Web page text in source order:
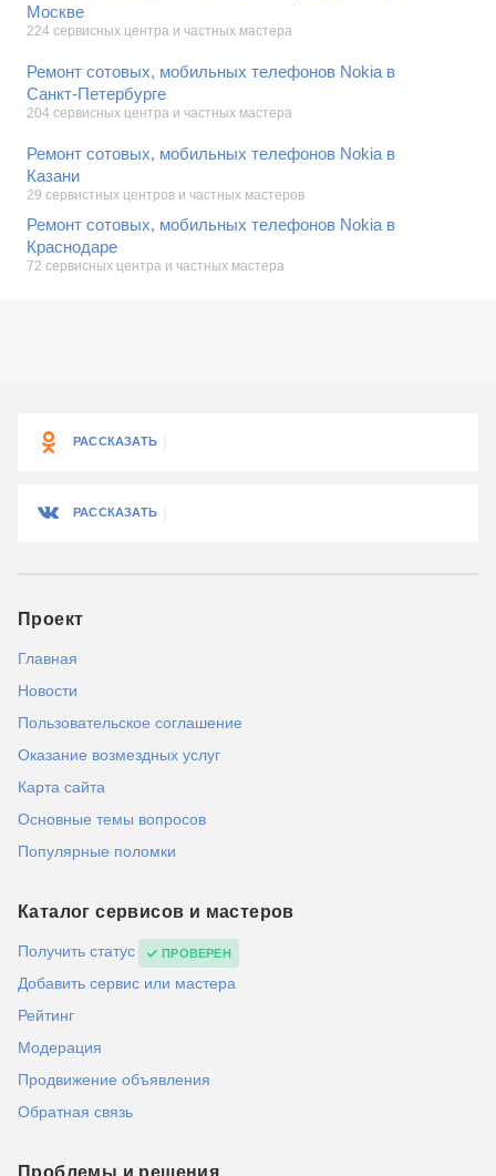
Москве
224 сервисных центра и частных мастера
Ремонт сотовых, мобильных телефонов Nokia в
Санкт-Петербурге
204 сервисных центра и частных мастера
Ремонт сотовых, мобильных телефонов Nokia в
Казани
29 сервистных центров и частных мастеров
Ремонт сотовых, мобильных телефонов Nokia в
Краснодаре
72 сервисных центра и частных мастера
РАССКАЗАТЬ
РАССКАЗАТЬ
Проект
Главная
Новости
Пользовательское соглашение
Оказание возмездных услуг
Карта сайта
Основные темы вопросов
Популярные поломки
Каталог сервисов и мастеров
Получить статус ПРОВЕРЕН
Добавить сервис или мастера
Рейтинг
Модерация
Продвижение объявления
Обратная связь
Проблемы и решения